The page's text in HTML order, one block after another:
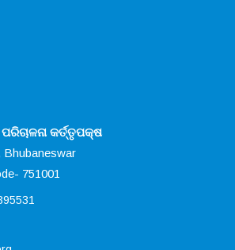
କର୍ତ୍ତୃପକ୍ଷ
Bhubaneswar
751001